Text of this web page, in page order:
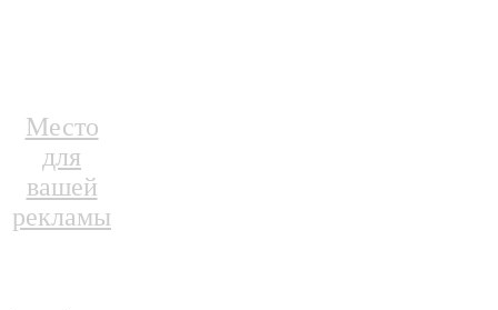
Место
для
вашей
рекламы